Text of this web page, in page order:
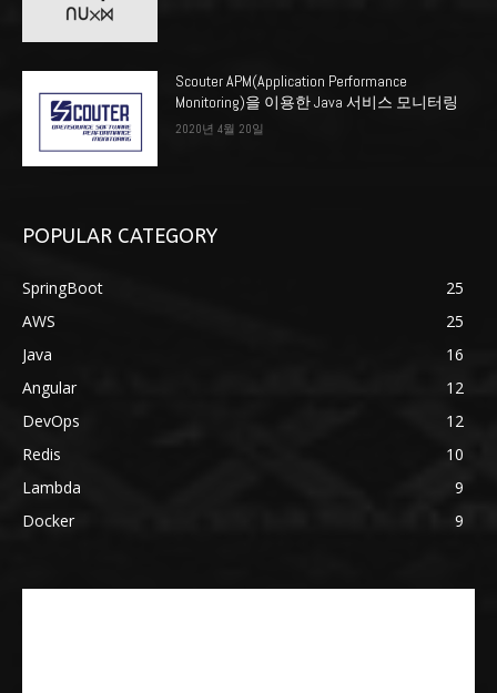
Scouter APM(Application Performance
Monitoring)을 이용한 Java 서비스 모니터링
2020년 4월 20일
POPULAR CATEGORY
SpringBoot
25
AWS
25
Java
16
Angular
12
DevOps
12
Redis
10
Lambda
9
Docker
9